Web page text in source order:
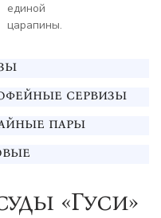
единой
царапины.
сервизы
пары
«Гуси»